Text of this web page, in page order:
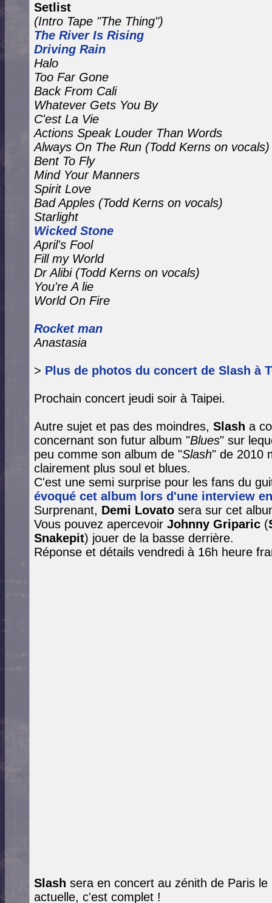
Setlist
(Intro Tape "The Thing")
The River Is Rising
Driving Rain
Halo
Too Far Gone
Back From Cali
Whatever Gets You By
C'est La Vie
Actions Speak Louder Than Words
Always On The Run (Todd Kerns on vocals)
Bent To Fly
Mind Your Manners
Spirit Love
Bad Apples (Todd Kerns on vocals)
Starlight
Wicked Stone
April's Fool
Fill my World
Dr Alibi (Todd Kerns on vocals)
You're A lie
World On Fire
Rocket man
Anastasia
> Plus de photos du concert de Slash à
Prochain concert jeudi soir à Taipei.
Autre sujet et pas des moindres, Slash a
concernant son futur album "Blues" sur
peu comme son album de "Slash" de 2010
clairement plus soul et blues.
C'est une semi surprise pour les fans du
évoqué cet album lors d'une interview
Surprenant, Demi Lovato sera sur cet
Vous pouvez apercevoir Johnny Griparic (
Snakepit) jouer de la basse derrière.
Réponse et détails vendredi à 16h heure
Slash sera en concert au zénith de Paris
actuelle, c'est complet !